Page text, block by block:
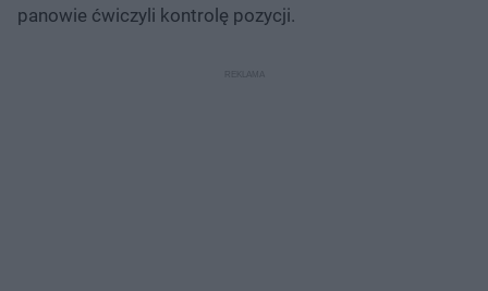
panowie ćwiczyli kontrolę pozycji.